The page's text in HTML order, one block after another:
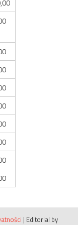
| Editorial by